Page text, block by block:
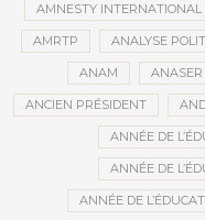
AMNESTY INTERNATIONAL
AMRTP ANALYSE
ANAM ANASER
ANCIEN PRÉSIDENT
ANNÉE DE
ANNÉE DE
ANNÉE DE